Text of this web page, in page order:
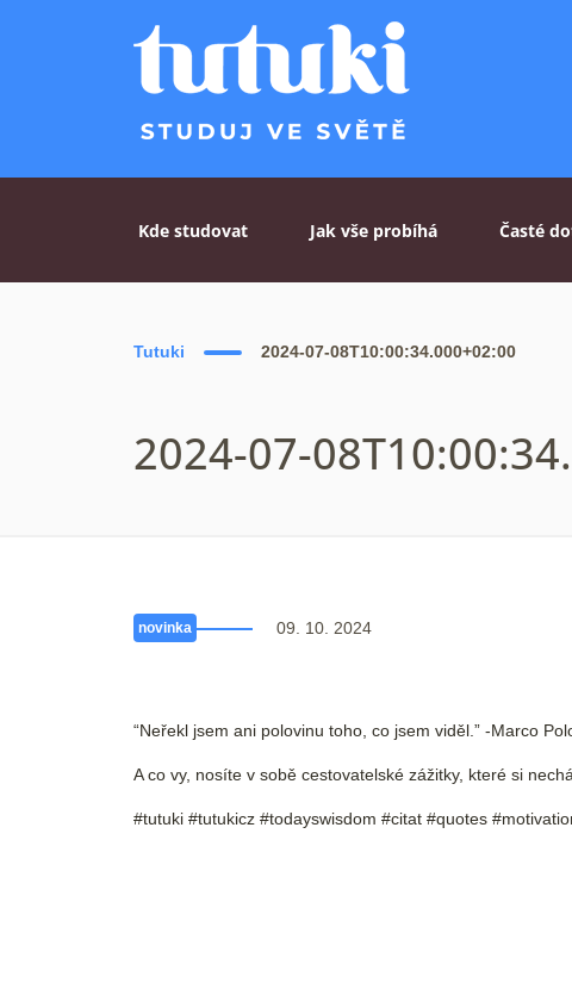
Kde studovat Jak vše probíhá Časté
Tutuki 2024-07-08T10:00:34.000+02:00
2024-07-
novinka 09. 10. 2024
“Neřekl jsem ani polovinu toho, co jsem viděl.” -Marco
A co vy, nosíte v sobě cestovatelské zážitky, které si
#tutuki #tutukicz #todayswisdom #citat #quotes